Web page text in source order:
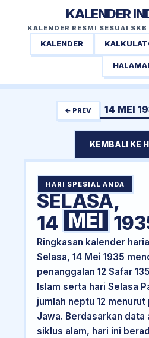
KALENDER
KALENDER RESMI SESUAI
KALENDER
← PREV 14 MEI
KEMBALI KE
HARI SPESIAL ANDA
SELASA,
14 MEI
Ringkasan kalender
Selasa, 14 Mei 1935
penanggalan 12 Safar
Islam serta hari Selasa
jumlah neptu 12
Jawa. Berdasarkan data
siklus alam, hari ini